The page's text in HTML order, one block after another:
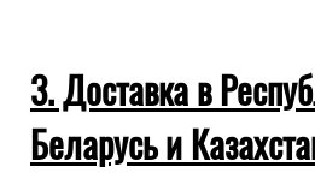
3. Доставка в
Беларусь и